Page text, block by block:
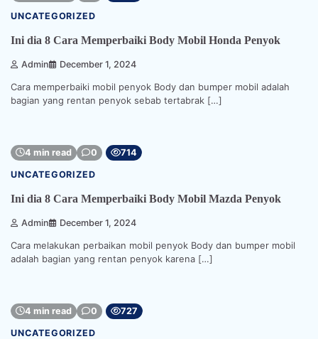
UNCATEGORIZED
Ini dia 8 Cara Memperbaiki Body Mobil Honda Penyok
Admin December 1, 2024
Cara memperbaiki mobil penyok Body dan bumper mobil adalah
bagian yang rentan penyok sebab tertabrak […]
4 min read 0 714
UNCATEGORIZED
Ini dia 8 Cara Memperbaiki Body Mobil Mazda Penyok
Admin December 1, 2024
Cara melakukan perbaikan mobil penyok Body dan bumper mobil
adalah bagian yang rentan penyok karena […]
4 min read 0 727
UNCATEGORIZED